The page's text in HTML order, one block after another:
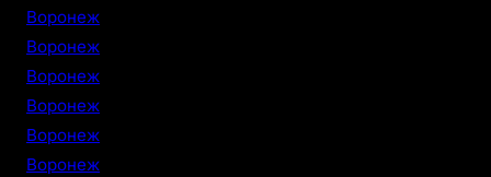
Воронеж
Воронеж
Воронеж
Воронеж
Воронеж
Воронеж